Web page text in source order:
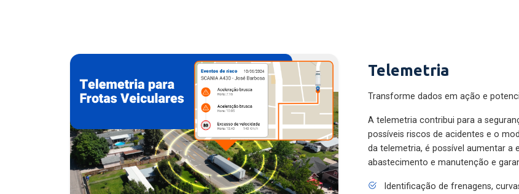
Telemetria
Transforme dados em ação e
A telemetria contribui para a
possíveis riscos de acidentes e o
da telemetria, é possível aumentar
abastecimento e manutenção e
Identificação de frenagens,